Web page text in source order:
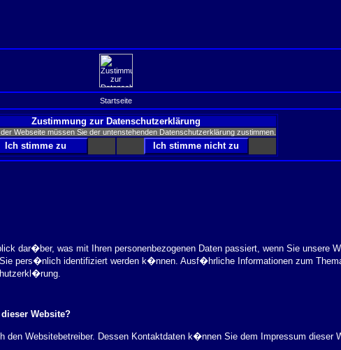
Startseite
Zustimmung zur Datenschutzerklärung
Webseite müssen Sie der untenstehenden Datenschutzerklärung zustimmen.
dar�ber, was mit Ihren personenbezogenen Daten passiert, wenn Sie unsere
pers�nlich identifiziert werden k�nnen. Ausf�hrliche Informationen zum
Website?
den Websitebetreiber. Dessen Kontaktdaten k�nnen Sie dem Impressum dieser